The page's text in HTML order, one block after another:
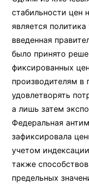
стабильности цен
является
введенная
было принято
фиксированных
производителям в
удовлетворять
а лишь затем
Федеральная
зафиксировала
учетом
также
предельных